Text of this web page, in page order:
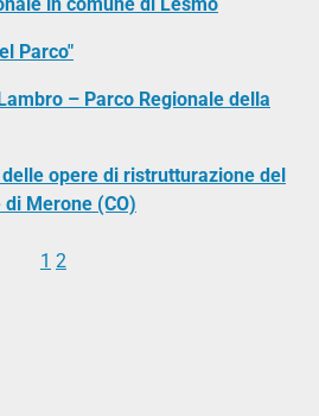
Parco"
– Parco Regionale della
opere di ristrutturazione del
Merone (CO)
1 2